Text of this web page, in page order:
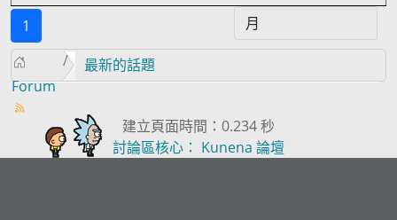
1
Forum
最新的話題
建立頁面時間：0.234 秒
討論區核心： Kunena 論壇